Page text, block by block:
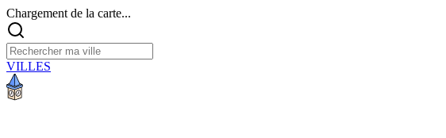
Chargement de la carte...
VILLES